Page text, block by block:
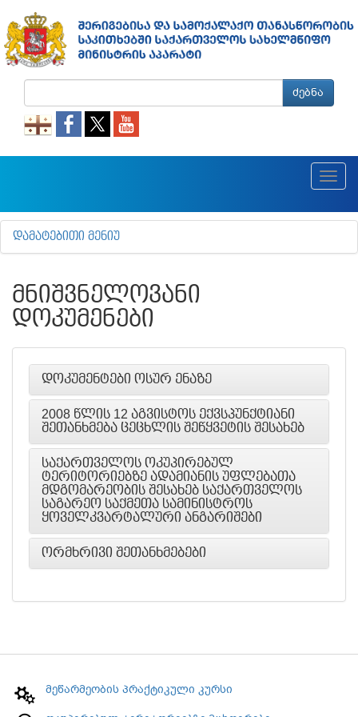
ძებნა
ᲓᲐᲛᲐᲢᲔᲑᲘᲗᲘ ᲛᲔᲜᲘᲣ
ᲛᲜᲘᲨᲕᲜᲔᲚᲝᲕᲐᲜᲘ
ᲓᲝᲙᲣᲛᲔᲜᲔᲑᲘ
ᲓᲝᲙᲣᲛᲔᲜᲢᲔᲑᲘ ᲝᲡᲣᲠ ᲔᲜᲐᲖᲔ
2008 ᲬᲚᲘᲡ 12 ᲐᲒᲕᲘᲡᲢᲝᲡ ᲔᲥᲕᲡᲞᲣᲜᲥᲢᲘᲐᲜᲘ
ᲨᲔᲗᲐᲜᲮᲛᲔᲑᲐ ᲪᲔᲪᲮᲚᲘᲡ ᲨᲔᲬᲧᲕᲔᲢᲘᲡ ᲨᲔᲡᲐᲮᲔᲑ
ᲡᲐᲥᲐᲠᲗᲕᲔᲚᲝᲡ ᲝᲙᲣᲞᲘᲠᲔᲑᲣᲚ
ᲢᲔᲠᲘᲢᲝᲠᲘᲔᲑᲖᲔ ᲐᲓᲐᲛᲘᲐᲜᲘᲡ ᲣᲤᲚᲔᲑᲐᲗᲐ
ᲛᲓᲒᲝᲛᲐᲠᲔᲝᲑᲘᲡ ᲨᲔᲡᲐᲮᲔᲑ ᲡᲐᲥᲐᲠᲗᲕᲔᲚᲝᲡ
ᲡᲐᲒᲐᲠᲔᲝ ᲡᲐᲥᲛᲔᲗᲐ ᲡᲐᲛᲘᲜᲘᲡᲢᲠᲝᲡ
ᲧᲝᲕᲔᲚᲙᲕᲐᲠᲢᲐᲚᲣᲠᲘ ᲐᲜᲒᲐᲠᲘᲨᲔᲑᲘ
ᲝᲠᲛᲮᲠᲘᲕᲘ ᲨᲔᲗᲐᲜᲮᲛᲔᲑᲔᲑᲘ
მეწარმეობის პრაქტიკული კურსი